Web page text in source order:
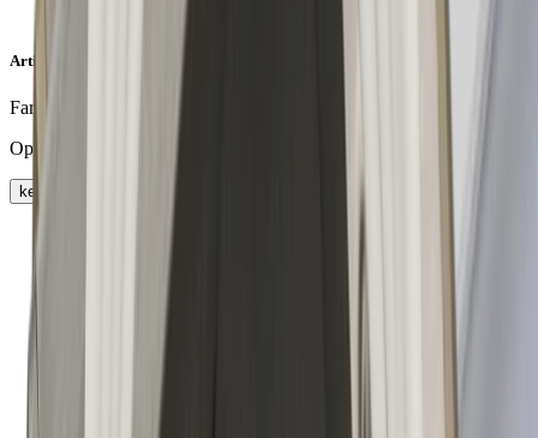
Artikeleigenschaften
Farbe
Opal
keyboard_arrow_right